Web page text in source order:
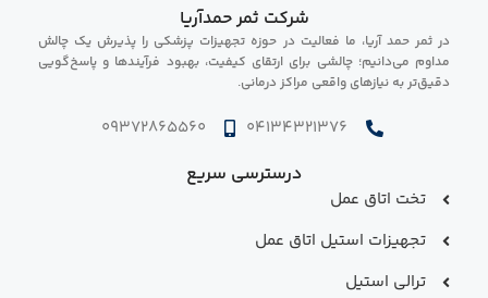
شرکت ثمر حمدآریا
در ثمر حمد آریا، ما فعالیت در حوزه تجهیزات پزشکی را پذیرش یک چالش
مداوم می‌دانیم؛ چالشی برای ارتقای کیفیت، بهبود فرآیندها و پاسخ‌گویی
دقیق‌تر به نیازهای واقعی مراکز درمانی.
04134321376
09372865560
درسترسی سریع
تخت اتاق عمل
تجهیزات استیل اتاق عمل
ترالی استیل